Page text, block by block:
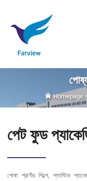
Homepage>
পেট ফুড
পোষা প্রাণীর শিল্পে, প্লাস্টিক